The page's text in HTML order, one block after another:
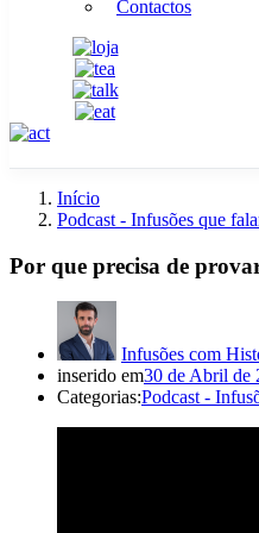
Contactos
Início
Podcast - Infusões que
Por que precisa de
Infusões com
inserido em30 de Abril de
Categorias:Podcast -